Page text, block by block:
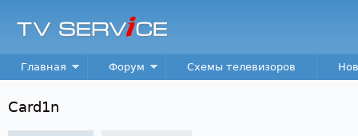
TV
Service
Main menu
Главная Форум Схемы телевизоров
Card1n